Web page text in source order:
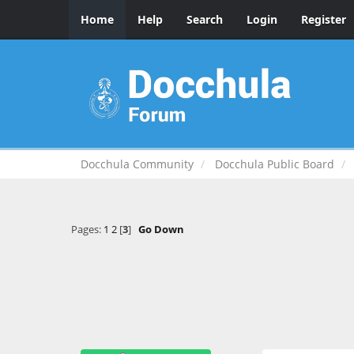
Home Help Search Login Register
Docchula Community Docchula Public Board
Pages: 1 2[3] Go Down